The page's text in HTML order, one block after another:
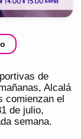
de
Alcalá
comienzan el
de julio,
semana.